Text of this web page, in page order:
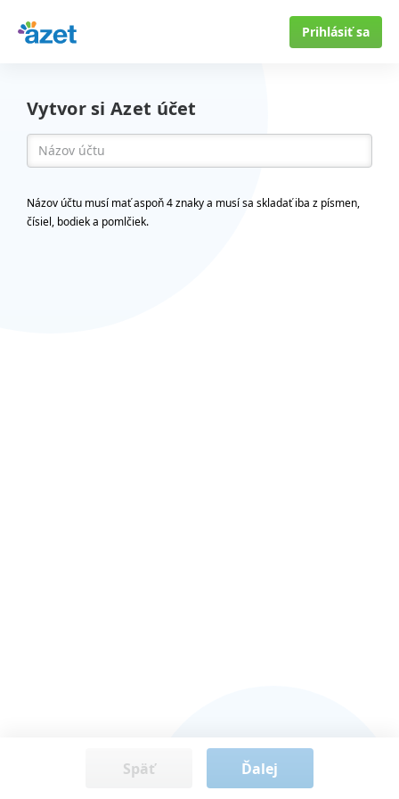
Prihlásiť sa
Vytvor si Azet účet
Názov účtu musí mať aspoň 4 znaky a musí sa skladať iba z písmen,
čísiel, bodiek a pomlčiek.